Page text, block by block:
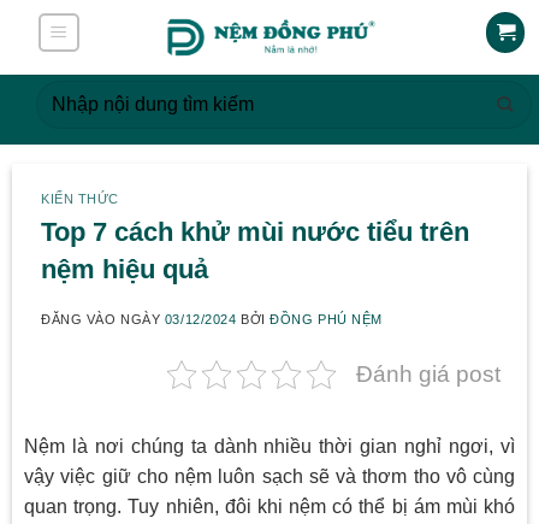
content
kiếm:
KIẾN THỨC
Top 7 cách khử mùi nước tiểu trên
nệm hiệu quả
ĐĂNG VÀO NGÀY 03/12/2024 BỞIĐỒNG PHÚ NỆM
Đánh giá post
Nệm là nơi chúng ta dành nhiều thời gian nghỉ ngơi, vì
vậy việc giữ cho nệm luôn sạch sẽ và thơm tho vô cùng
quan trọng. Tuy nhiên, đôi khi nệm có thể bị ám mùi khó